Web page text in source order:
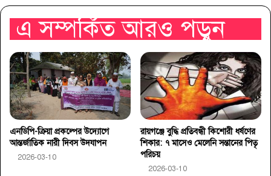
এ সম্পর্কিত আরও পড়ুন
এনডিপি-ক্রিয়া প্রকল্পের উদ্যোগে
আন্তর্জাতিক নারী দিবস উদযাপন
2026-03-10
রায়গঞ্জে বুদ্ধি প্রতিবন্ধী কিশোরী ধর্ষণের
শিকার: ৭ মাসেও মেলেনি সন্তানের পিতৃ
পরিচয়
2026-03-10